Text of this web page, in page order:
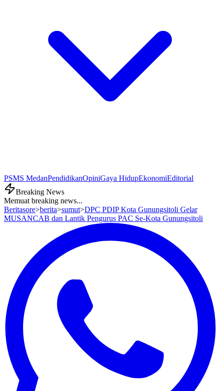
PSMS MedanPendidikanOpiniGaya HidupEkonomiEditorial
Breaking News
Memuat breaking news...
Beritasore>berita>sumut>DPC PDIP Kota Gunungsitoli Gelar
MUSANCAB dan Lantik Pengurus PAC Se-Kota Gunungsitoli